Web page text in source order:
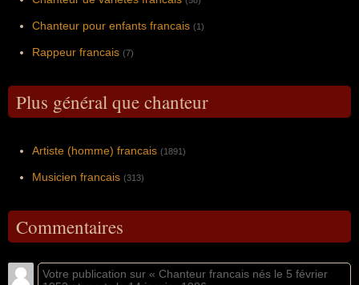
Chanteur pour enfants francais (1)
Rappeur francais (7)
Plus général que chanteur
Artiste (homme) francais (1891)
Musicien francais (313)
Commentaires